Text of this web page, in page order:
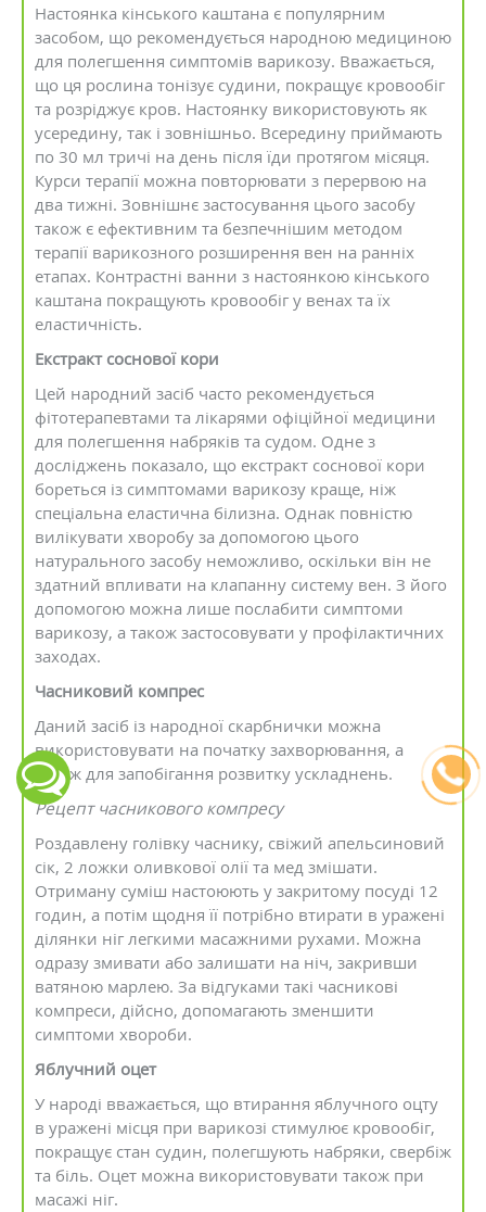
Настоянка кінського каштана є популярним
засобом, що рекомендується народною медициною
для полегшення симптомів варикозу. Вважається,
що ця рослина тонізує судини, покращує кровообіг
та розріджує кров. Настоянку використовують як
усередину, так і зовнішньо. Всередину приймають
по 30 мл тричі на день після їди протягом місяця.
Курси терапії можна повторювати з перервою на
два тижні. Зовнішнє застосування цього засобу
також є ефективним та безпечнішим методом
терапії варикозного розширення вен на ранніх
етапах. Контрастні ванни з настоянкою кінського
каштана покращують кровообіг у венах та їх
еластичність.
Екстракт соснової кори
Цей народний засіб часто рекомендується
фітотерапевтами та лікарями офіційної медицини
для полегшення набряків та судом. Одне з
досліджень показало, що екстракт соснової кори
бореться із симптомами варикозу краще, ніж
спеціальна еластична білизна. Однак повністю
вилікувати хворобу за допомогою цього
натурального засобу неможливо, оскільки він не
здатний впливати на клапанну систему вен. З його
допомогою можна лише послабити симптоми
варикозу, а також застосовувати у профілактичних
заходах.
Часниковий компрес
Даний засіб із народної скарбнички можна
використовувати на початку захворювання, а
також для запобігання розвитку ускладнень.
Рецепт часникового компресу
Роздавлену голівку часнику, свіжий апельсиновий
сік, 2 ложки оливкової олії та мед змішати.
Отриману суміш настоюють у закритому посуді 12
годин, а потім щодня її потрібно втирати в уражені
ділянки ніг легкими масажними рухами. Можна
одразу змивати або залишати на ніч, закривши
ватяною марлею. За відгуками такі часникові
компреси, дійсно, допомагають зменшити
симптоми хвороби.
Яблучний оцет
У народі вважається, що втирання яблучного оцту
в уражені місця при варикозі стимулює кровообіг,
покращує стан судин, полегшують набряки, свербіж
та біль. Оцет можна використовувати також при
масажі ніг.